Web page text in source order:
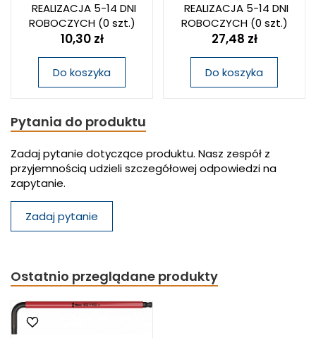
REALIZACJA 5-14 DNI
ROBOCZYCH(0 szt.)
10,30 zł
Do koszyka
REALIZACJA 5-14 DNI
ROBOCZYCH(0 szt.)
27,48 zł
Do koszyka
Pytania do produktu
Zadaj pytanie dotyczące produktu. Nasz zespół z
przyjemnością udzieli szczegółowej odpowiedzi na
zapytanie.
Zadaj pytanie
Ostatnio przeglądane produkty